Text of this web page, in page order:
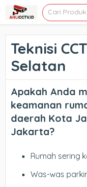
Teknisi
Selatan
Apakah Anda
keamanan
daerah Kota
Jakarta?
Rumah sering
Was-was